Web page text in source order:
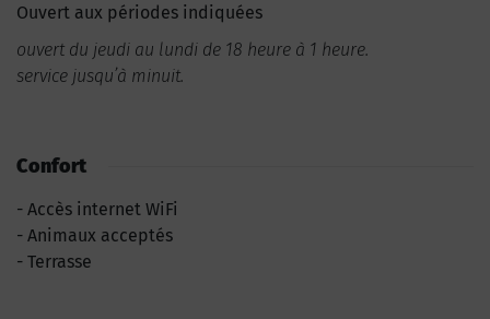
Ouvert aux périodes indiquées
ouvert du jeudi au lundi de 18 heure à 1 heure.
service jusqu’à minuit.
Confort
Accès internet WiFi
Animaux acceptés
Terrasse